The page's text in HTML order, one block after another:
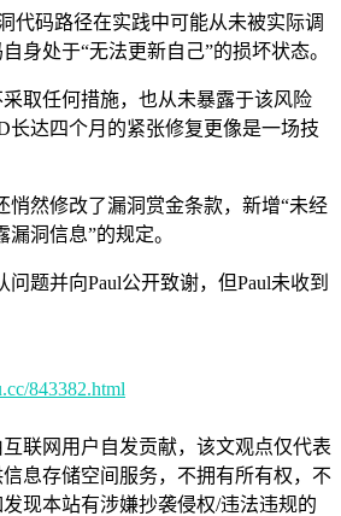
代码路径在实践中可能从未被实际调
身处于“无法更新自己”的损坏状态。
取任何措施，也从未暴露于该风险
长达四个月的紧张修复更像是一场技
悄然修改了漏洞赏金条款，新增“未经
洞信息”的规定。
题并向Paul公开致谢，但Paul未收到
843382.html
联网用户自发贡献，该文观点仅代表
息存储空间服务，不拥有所有权，不
现本站有涉嫌抄袭侵权/违法违规的